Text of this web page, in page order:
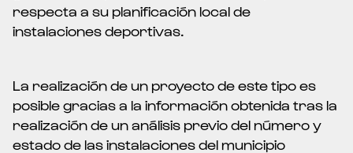
respecta a su planificación local de
instalaciones deportivas.
La realización de un proyecto de este tipo es
posible gracias a la información obtenida tras la
realización de un análisis previo del número y
estado de las instalaciones del municipio